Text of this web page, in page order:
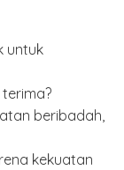
untuk
beribadah,
kekuatan